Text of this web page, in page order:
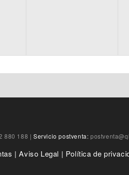
880 188 | Servicio postventa:
|Aviso Legal | Política de